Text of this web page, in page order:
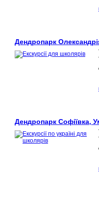
Дендропарк
Дендропарк Софіївка,